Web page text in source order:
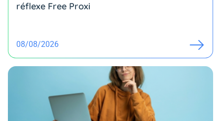
réflexe Free Proxi
08/08/2026